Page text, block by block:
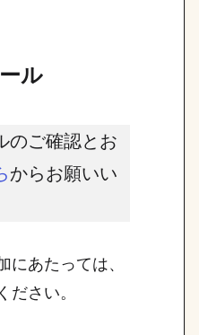
ル
のご確認とお
からお願いい
あたっては、
ださい。